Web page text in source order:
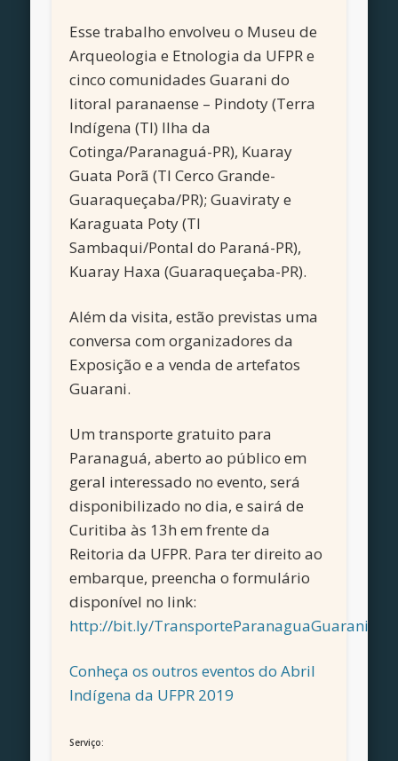
Esse trabalho envolveu o Museu de
Arqueologia e Etnologia da UFPR e
cinco comunidades Guarani do
litoral paranaense – Pindoty (Terra
Indígena (TI) Ilha da
Cotinga/Paranaguá-PR), Kuaray
Guata Porã (TI Cerco Grande-
Guaraqueçaba/PR); Guaviraty e
Karaguata Poty (TI
Sambaqui/Pontal do Paraná-PR),
Kuaray Haxa (Guaraqueçaba-PR).
Além da visita, estão previstas uma
conversa com organizadores da
Exposição e a venda de artefatos
Guarani.
Um transporte gratuito para
Paranaguá, aberto ao público em
geral interessado no evento, será
disponibilizado no dia, e sairá de
Curitiba às 13h em frente da
Reitoria da UFPR. Para ter direito ao
embarque, preencha o formulário
disponível no link:
http://bit.ly/TransporteParanaguaGuarani
Conheça os outros eventos do Abril
Indígena da UFPR 2019
Serviço: